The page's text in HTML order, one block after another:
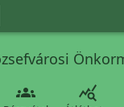
 